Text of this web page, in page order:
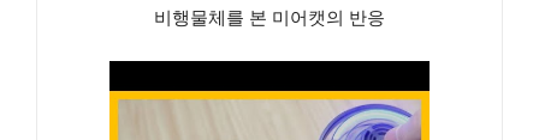
비행물체를 본 미어캣의 반응